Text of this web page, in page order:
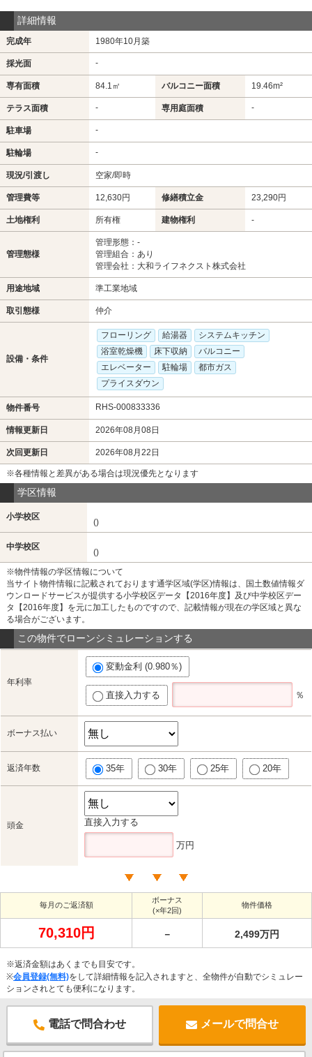
詳細情報
完成年 1980年10月築
採光面 -
専有面積 84.1㎡ バルコニー面積 19.46m²
テラス面積 - 専用庭面積 -
駐車場 -
駐輪場 -
現況/引渡し 空家/即時
管理費等 12,630円 修繕積立金 23,290円
土地権利 所有権 建物権利 -
管理態様
管理形態：-
管理組合：あり
管理会社：大和ライフネクスト株式会社
用途地域 準工業地域
取引態様 仲介
設備・条件
フローリング 給湯器
システムキッチン
浴室乾燥機
床下収納
バルコニー
エレベーター
駐輪場
都市ガス
プライスダウン
物件番号 RHS-000833336
情報更新日 2026年08月08日
次回更新日 2026年08月22日
※各種情報と差異がある場合は現況優先となります
学区情報
小学校区
()
中学校区
()
※物件情報の学区情報について
当サイト物件情報に記載されております通学区域(学区)情報は、国土数値情報ダ
ウンロードサービスが提供する小学校区データ【2016年度】及び中学校区デー
タ【2016年度】を元に加工したものですので、記載情報が現在の学区域と異な
る場合がございます。
この物件でローンシミュレーションする
年利率
変動金利 (0.980％)
直接入力する ％
ボーナス払い
返済年数 35年 30年 25年 20年
頭金 直接入力する
万円
毎月のご返済額
ボーナス
(×年2回)
物件価格
70,310円 － 2,499万円
※返済金額はあくまでも目安です。
※会員登録(無料)をして詳細情報を記入されますと、全物件が自動でシミュレー
ションされとても便利になります。
電話で問合わせ メールで問合せ